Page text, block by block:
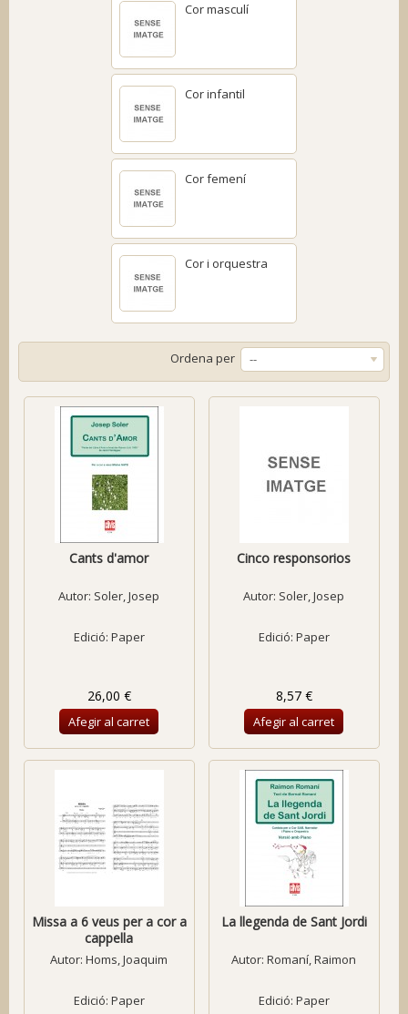
Cor masculí
Cor infantil
Cor femení
Cor i orquestra
Ordena per --
Cants d'amor
Autor: Soler, Josep
Edició: Paper
26,00 €
Afegir al carret
Cinco responsorios
Autor: Soler, Josep
Edició: Paper
8,57 €
Afegir al carret
Missa a 6 veus per a cor a
cappella
Autor:Homs, Joaquim
Edició: Paper
La llegenda de Sant Jordi
Autor:Romaní, Raimon
Edició: Paper